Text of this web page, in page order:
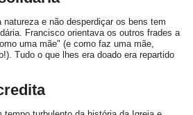
e não desperdiçar os bens tem
Francisco orientava os outros frades a
uma mãe" (e como faz uma mãe,
Tudo o que lhes era doado era repartido